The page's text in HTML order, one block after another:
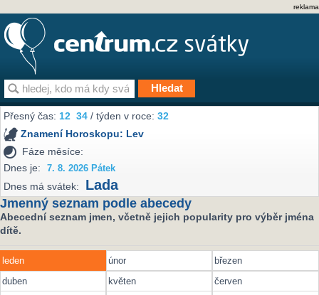
reklama
Přesný čas:12 34 / týden v roce:32
Znamení Horoskopu: Lev
Fáze měsíce:
Dnes je:
7. 8. 2026 Pátek
Dnes má svátek: Lada
Jmenný seznam podle abecedy
Abecední seznam jmen, včetně jejich popularity pro výběr jména
dítě.
leden únor
březen
duben
květen
červen